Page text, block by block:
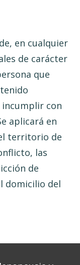
en cualquier
de carácter
que
con
aplicará en
territorio de
las
de
domicilio del